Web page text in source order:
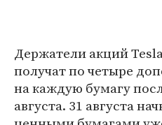
Держатели акций
получат по четыре
на каждую бумагу
августа. 31 августа